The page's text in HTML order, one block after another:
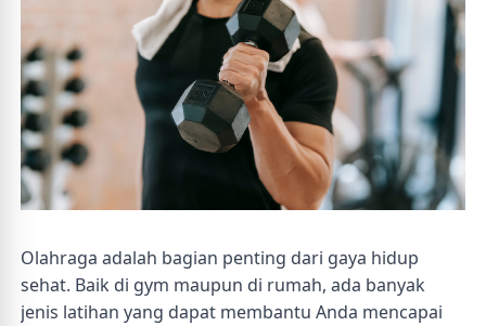
Olahraga adalah bagian penting dari gaya hidup
sehat. Baik di gym maupun di rumah, ada banyak
jenis latihan yang dapat membantu Anda mencapai